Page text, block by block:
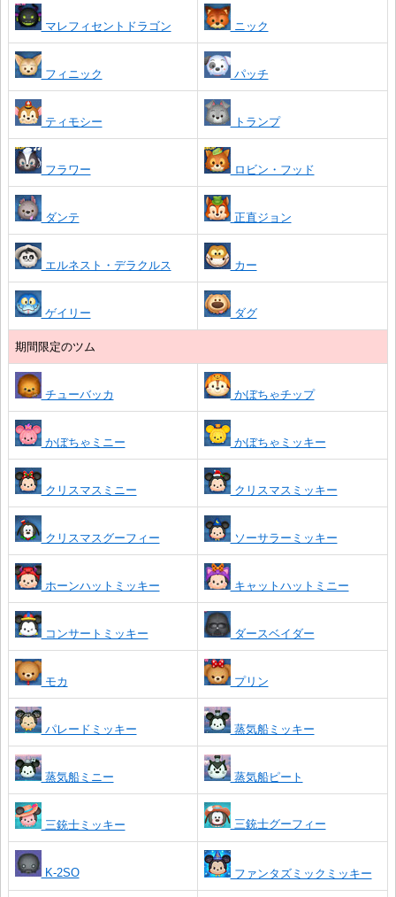
マレフィセントドラゴン ニック
フィニック パッチ
ティモシー トランプ
フラワー ロビン・フッド
ダンテ 正直ジョン
エルネスト・デラクルス カー
ゲイリー ダグ
期間限定のツム
チューバッカ かぼちゃチップ
かぼちゃミニー かぼちゃミッキー
クリスマスミニー クリスマスミッキー
クリスマスグーフィー ソーサラーミッキー
ホーンハットミッキー キャットハットミニー
コンサートミッキー ダースベイダー
モカ プリン
パレードミッキー 蒸気船ミッキー
蒸気船ミニー 蒸気船ピート
三銃士ミッキー 三銃士グーフィー
K-2SO ファンタズミックミッキー